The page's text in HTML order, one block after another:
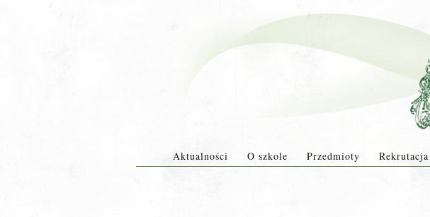
Aktualności O szkole Przedmioty Rekrutacja